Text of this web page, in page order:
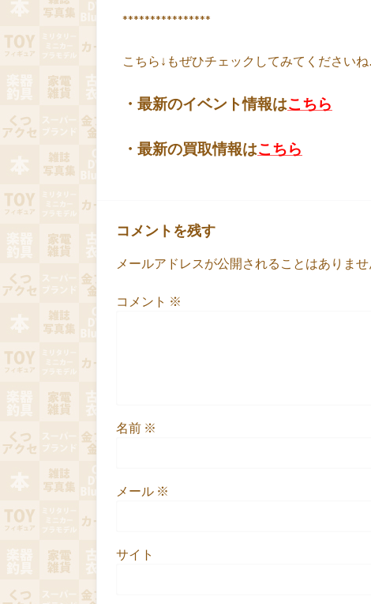
****************
こちら↓もぜひチェックしてみてください
・最新のイベント情報はこちら
・最新の買取情報はこちら
コメントを残す
メールアドレスが公開されることはありませ
コメント ※
名前 ※
メール ※
サイト